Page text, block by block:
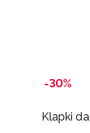
-30%
Klapki